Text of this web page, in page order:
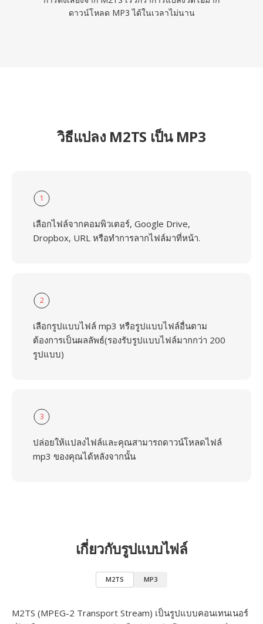
ดาวน์โหลด MP3 ได้ในเวลาไม่นาน
วิธีแปลง M2TS เป็น MP3
1
เลือกไฟล์จากคอมพิวเตอร์, Google Drive,
Dropbox, URL หรือทำการลากไฟล์มาที่หน้า.
2
เลือกรูปแบบไฟล์ mp3 หรือรูปแบบไฟล์อื่นตาม
ต้องการเป็นผลลัพธ์(รองรับรูปแบบไฟล์มากกว่า 200
รูปแบบ)
3
ปล่อยให้แปลงไฟล์และคุณสามารถดาวน์โหลดไฟล์
mp3 ของคุณได้หลังจากนั้น
เกี่ยวกับรูปแบบไฟล์
M2TS MP3
M2TS (MPEG-2 Transport Stream) เป็นรูปแบบคอนเทนเนอร์